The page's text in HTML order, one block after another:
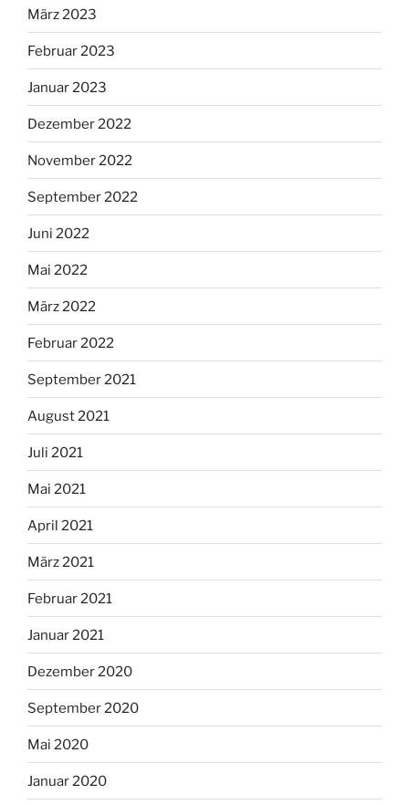
März 2023
Februar 2023
Januar 2023
Dezember 2022
November 2022
September 2022
Juni 2022
Mai 2022
März 2022
Februar 2022
September 2021
August 2021
Juli 2021
Mai 2021
April 2021
März 2021
Februar 2021
Januar 2021
Dezember 2020
September 2020
Mai 2020
Januar 2020